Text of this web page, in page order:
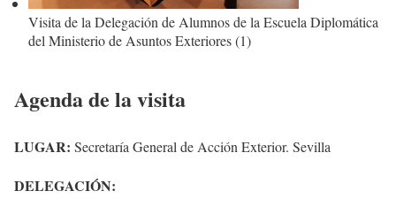
Visita de la Delegación de Alumnos de la Escuela Diplomática
del Ministerio de Asuntos Exteriores (1)
Agenda de la visita
LUGAR: Secretaría General de Acción Exterior. Sevilla
DELEGACIÓN: